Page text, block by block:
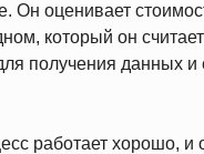
оценивает
который он
получения данных и
работает хорошо, и